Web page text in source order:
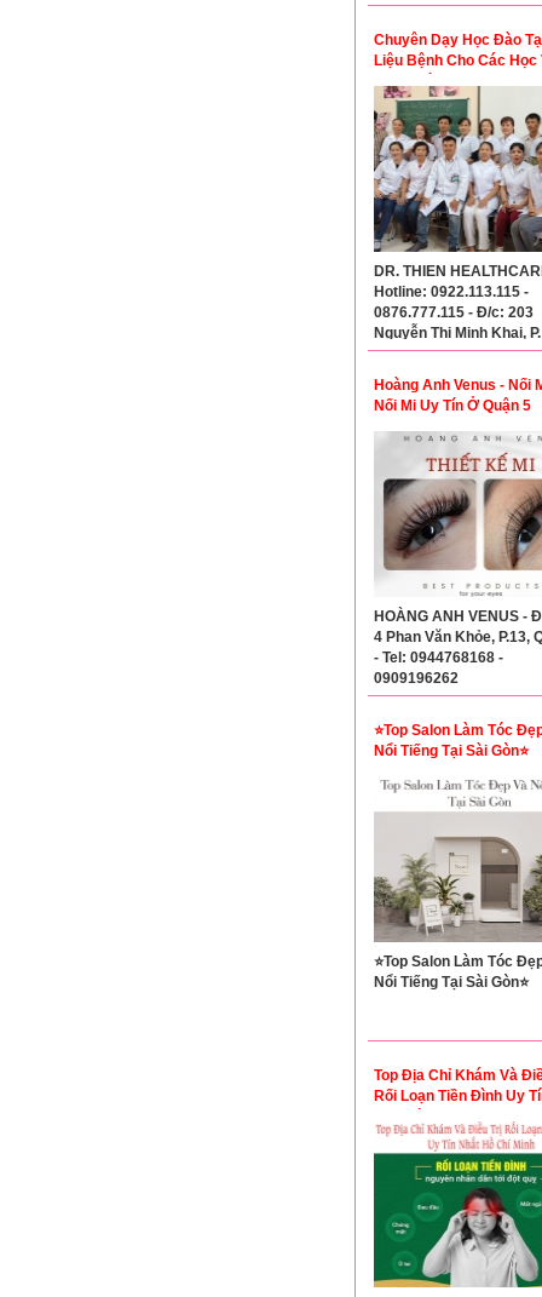
Chuyên Dạy Học Đào
Liệu Bệnh Cho Các Học
Cao
DR. THIEN
Hotline: 0922.113.115 -
0876.777.115 - Đ/c: 203
Nguyễn Thị Minh Khai, P.
Nguyễn Cư Trinh, Quận
Hoàng Anh Venus - Nối
Nối Mi Uy Tín Ở Quận 5
HOÀNG ANH VENUS -
4 Phan Văn Khỏe, P.13,
- Tel: 0944768168 -
0909196262
⭐Top Salon Làm Tóc
Nổi Tiếng Tại Sài Gòn⭐
⭐Top Salon Làm Tóc
Nổi Tiếng Tại Sài Gòn⭐
Top Địa Chỉ Khám Và
Rối Loạn Tiền Đình Uy